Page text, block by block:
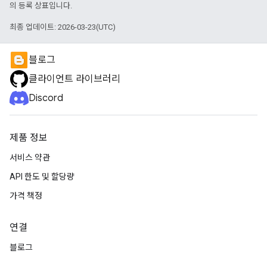
의 등록 상표입니다.
최종 업데이트: 2026-03-23(UTC)
블로그
클라이언트 라이브러리
Discord
제품 정보
서비스 약관
API 한도 및 할당량
가격 책정
연결
블로그